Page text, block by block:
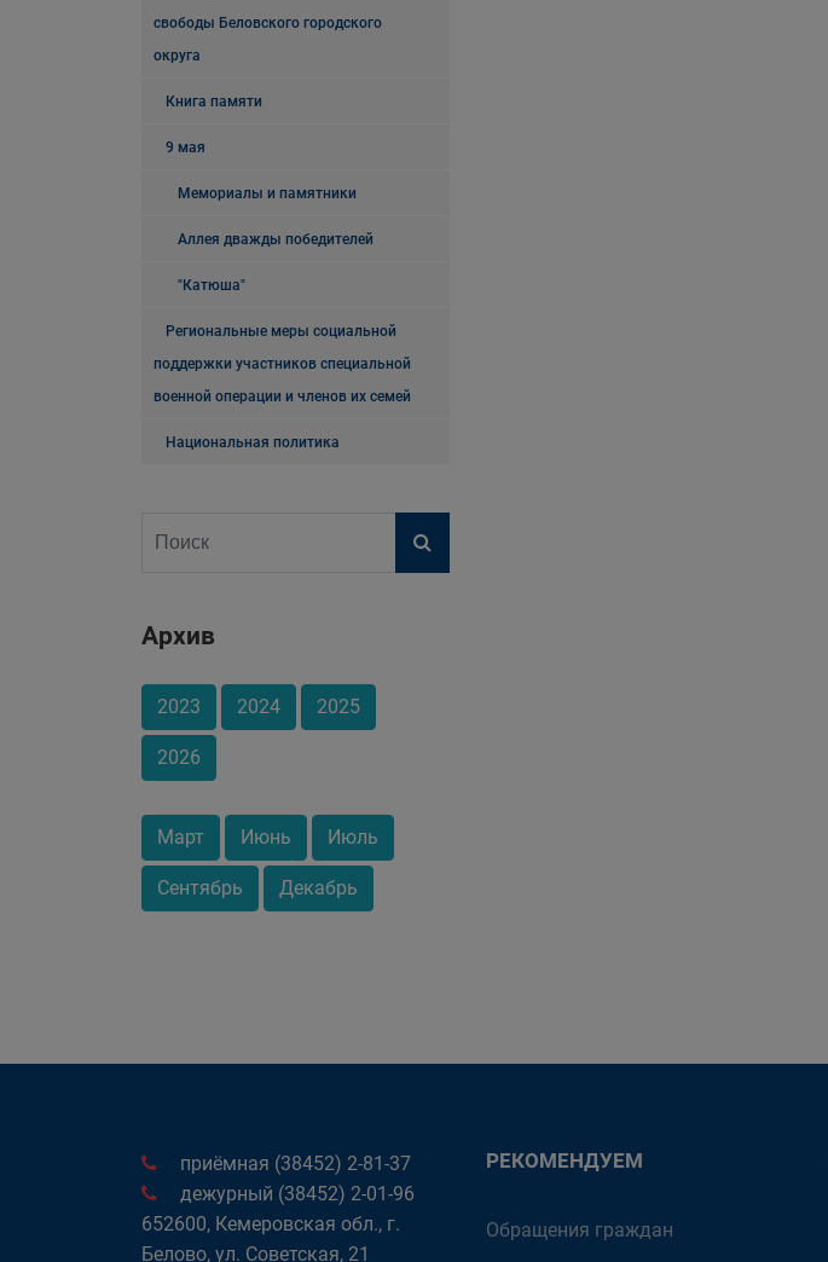
свободы Беловского городского
округа
Книга памяти
9 мая
Мемориалы и памятники
Аллея дважды победителей
"Катюша"
Региональные меры социальной
поддержки участников специальной
военной операции и членов их семей
Национальная политика
Архив
2023 2024 2025
2026
Март Июнь Июль
Сентябрь Декабрь
приёмная (38452) 2-81-37
дежурный (38452) 2-01-96
652600, Кемеровская обл., г.
Белово, ул. Советская, 21
РЕКОМЕНДУЕМ
Обращения граждан